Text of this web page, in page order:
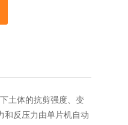
土体的抗剪强度、变
和反压力由单片机自动